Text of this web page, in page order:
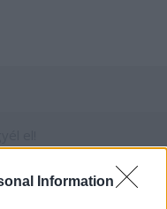
Information